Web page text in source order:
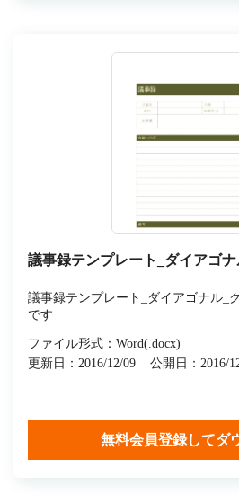
議事録テンプレート_ダイアゴ
議事録テンプレート_ダイアゴナル_
です
ファイル形式：Word(.docx)
更新日：2016/12/09
公開日：2016/
無料会員登録してダ